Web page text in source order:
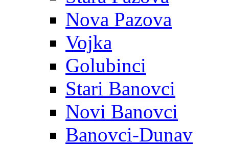
Nova Pazova
Vojka
Golubinci
Stari Banovci
Novi Banovci
Banovci-Dunav